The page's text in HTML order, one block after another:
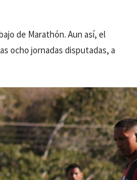
de Marathón. Aun así, el
ocho jornadas disputadas, a